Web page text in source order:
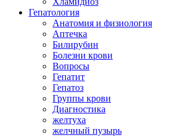
Гепатология
Анатомия и физиология
Аптечка
Билирубин
Болезни крови
Вопросы
Гепатит
Гепатоз
Группы крови
Диагностика
желтуха
желчный пузырь